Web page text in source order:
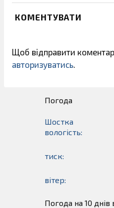
КОМЕНТУВАТИ
Щоб відправити
авторизуватись.
Погода
Шостка
вологість:
тиск:
вітер:
Погода на 10 днів